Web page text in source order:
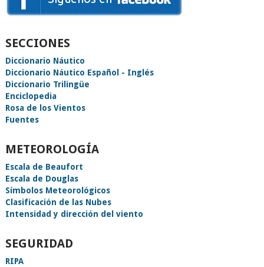
SECCIONES
Diccionario Náutico
Diccionario Náutico Español - Inglés
Diccionario Trilingüe
Enciclopedia
Rosa de los Vientos
Fuentes
METEOROLOGÍA
Escala de Beaufort
Escala de Douglas
Símbolos Meteorológicos
Clasificación de las Nubes
Intensidad y dirección del viento
SEGURIDAD
RIPA